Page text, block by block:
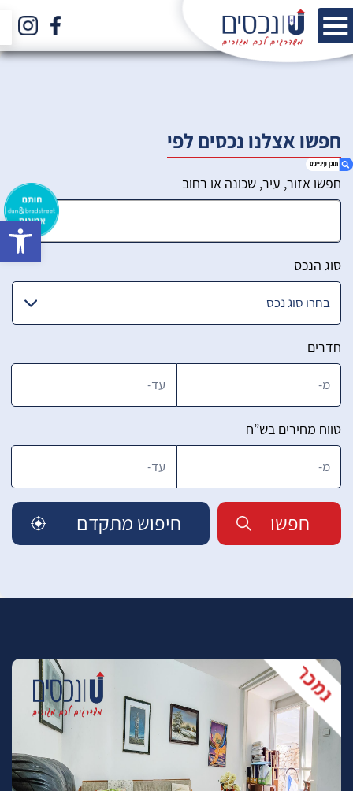
חפשו אצלנו נכסים לפי
חפשו אזור, עיר, שכונה או רחוב
סוג הנכס
חדרים
טווח מחירים בש”ח
חפשו חיפוש מתקדם